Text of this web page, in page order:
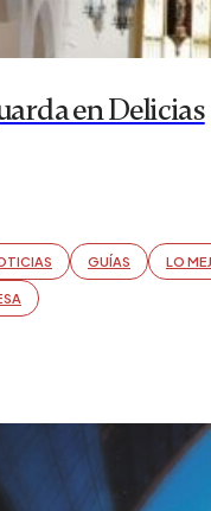
en Delicias
GUÍAS LO